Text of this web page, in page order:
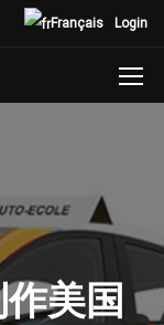
Login
Français
美国